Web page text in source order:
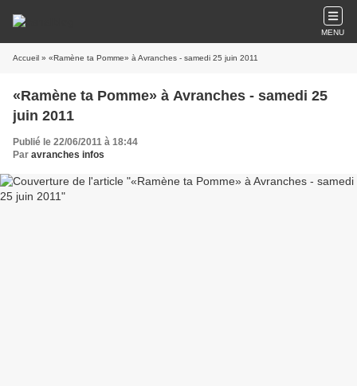
MENU
Accueil » «Ramène ta Pomme» à Avranches - samedi 25 juin 2011
«Ramène ta Pomme» à Avranches - samedi 25
juin 2011
Publié le 22/06/2011 à 18:44
Par avranches infos